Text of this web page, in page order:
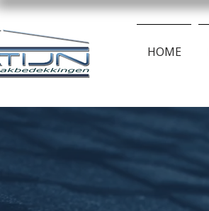
HOME